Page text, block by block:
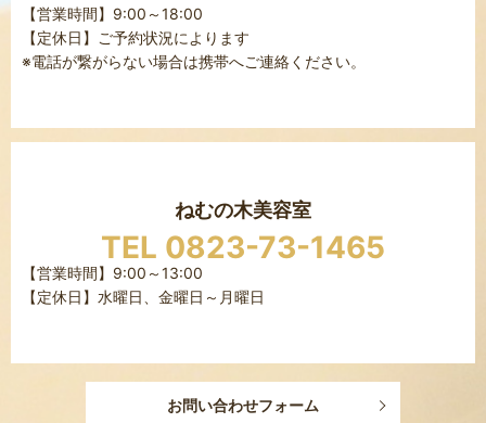
【営業時間】9:00～18:00
【定休日】ご予約状況によります
※電話が繋がらない場合は携帯へご連絡ください。
ねむの木美容室
TEL 0823-73-1465
【営業時間】9:00～13:00
【定休日】水曜日、金曜日～月曜日
お問い合わせフォーム